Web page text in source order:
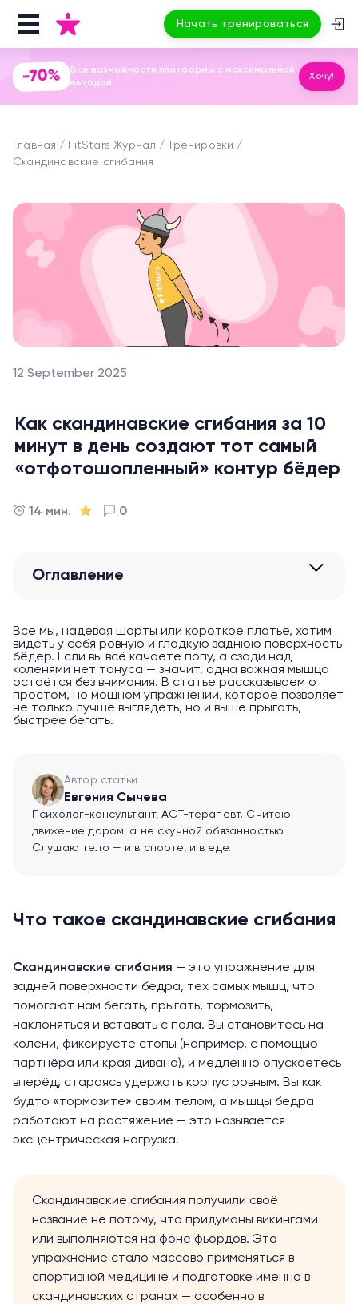
Начать тренироваться
-70%
Все возможности платформы с максимальной
выгодой
Хочу!
Главная FitStars Журнал
Тренировки
Скандинавские сгибания
12 September 2025
Как скандинавские сгибания за 10
минут в день создают тот самый
«отфотошопленный» контур бёдер
14 мин. 0
Оглавление
Все мы, надевая шорты или короткое платье, хотим
видеть у себя ровную и гладкую заднюю поверхность
бёдер. Если вы всё качаете попу, а сзади над
коленями нет тонуса — значит, одна важная мышца
остаётся без внимания. В статье рассказываем о
простом, но мощном упражнении, которое позволяет
не только лучше выглядеть, но и выше прыгать,
быстрее бегать.
Автор статьи
Евгения Сычева
Психолог-консультант, ACT-терапевт. Считаю
движение даром, а не скучной обязанностью.
Слушаю тело — и в спорте, и в еде.
Что такое скандинавские сгибания
Скандинавские сгибания — это упражнение для
задней поверхности бедра, тех самых мышц, что
помогают нам бегать, прыгать, тормозить,
наклоняться и вставать с пола. Вы становитесь на
колени, фиксируете стопы (например, с помощью
партнёра или края дивана), и медленно опускаетесь
вперёд, стараясь удержать корпус ровным. Вы как
будто «тормозите» своим телом, а мышцы бедра
работают на растяжение — это называется
эксцентрическая нагрузка.
Скандинавские сгибания получили своё
название не потому, что придуманы викингами
или выполняются на фоне фьордов. Это
упражнение стало массово применяться в
спортивной медицине и подготовке именно в
скандинавских странах — особенно в